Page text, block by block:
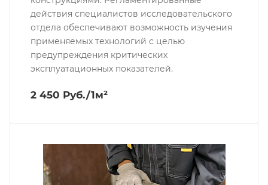
действия специалистов исследовательского
отдела обеспечивают возможность изучения
применяемых технологий с целью
предупреждения критических
эксплуатационных показателей.
2 450 Руб./1м²